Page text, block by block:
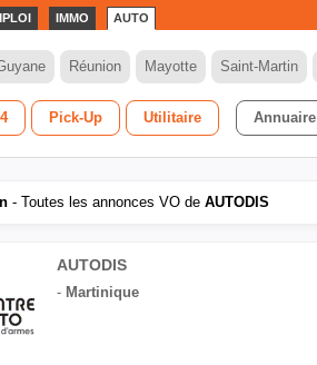
IMMO AUTO
Réunion Mayotte Saint-Martin
Pick-Up Utilitaire Annuaire
- Toutes les annonces VO de AUTODIS
AUTODIS
- Martinique